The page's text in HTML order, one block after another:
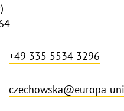
+49 335 5534 3296
czechowska@europa-